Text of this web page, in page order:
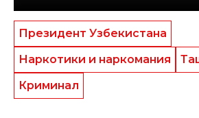
Президент Узбекистана
Наркотики и наркомания
Криминал